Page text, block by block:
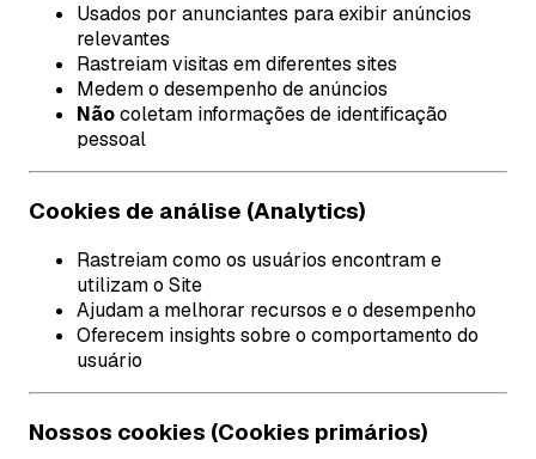
Usados por anunciantes para exibir anúncios
relevantes
Rastreiam visitas em diferentes sites
Medem o desempenho de anúncios
Nãocoletam informações de identificação
pessoal
Cookies de análise (Analytics)
Rastreiam como os usuários encontram e
utilizam o Site
Ajudam a melhorar recursos e o desempenho
Oferecem insights sobre o comportamento do
usuário
Nossos cookies (Cookies primários)